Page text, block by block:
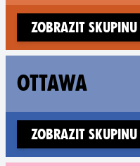
Zobrazit skupinu
OTTAWA
Zobrazit skupinu